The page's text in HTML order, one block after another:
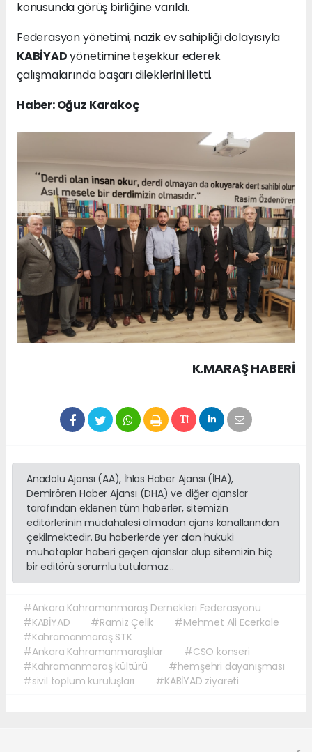
konusunda görüş birliğine varıldı.
Federasyon yönetimi, nazik ev sahipliği dolayısıyla
KABİYADyönetimine teşekkür ederek
çalışmalarında başarı dileklerini iletti.
Haber: Oğuz Karakoç
K.MARAŞ HABERİ
Anadolu Ajansı (AA), İhlas Haber Ajansı (İHA),
Demirören Haber Ajansı (DHA) ve diğer ajanslar
tarafından eklenen tüm haberler, sitemizin
editörlerinin müdahalesi olmadan ajans kanallarından
çekilmektedir. Bu haberlerde yer alan hukuki
muhataplar haberi geçen ajanslar olup sitemizin hiç
bir editörü sorumlu tutulamaz...
#Ankara Kahramanmaraş Dernekleri Federasyonu
#KABİYAD
#Ramiz Çelik
#Mehmet Ali Ecerkale
#Kahramanmaraş STK
#Ankara Kahramanmaraşlılar
#CSO konseri
#Kahramanmaraş kültürü
#hemşehri dayanışması
#sivil toplum kuruluşları
#KABİYAD ziyareti